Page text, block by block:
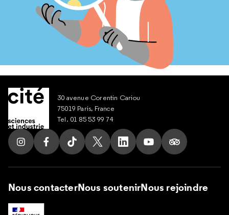
30 avenue Corentin Cariou
75019 Paris, France
Tel. 01 85 53 99 74
Suivez nous sur Instagram
Suivez nous sur Facebook
Suivez nous sur Tik Tok
Suivez nous sur X
Suivez nous sur LinkedIn
Suivez nous sur
Suivez nous
Nous contacterNous soutenirNous rejoindre